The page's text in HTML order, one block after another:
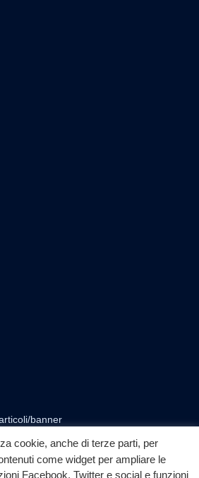
banner
cookie, anche di terze parti, per
come widget per ampliare le
Facebook, Twitter e social e funzioni